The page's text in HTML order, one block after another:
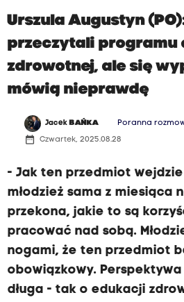
Urszula Augustyn
przeczytali programu
zdrowotnej, ale się
mówią nieprawdę
Jacek BAŃKA Poranna
date_range Czwartek, 2025.08.28
- Jak ten przedmiot
młodzież sama z miesiąca
przekona, jakie to są
pracować nad sobą.
nogami, że ten przedmiot
obowiązkowy.
długa - tak o edukacji